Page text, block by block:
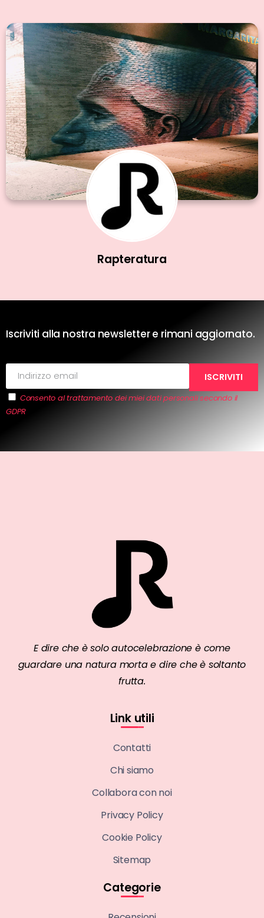
Rapteratura
Iscriviti alla nostra newsletter e rimani aggiornato.
Consento al trattamento dei miei dati personali secondo il
GDPR
E dire che è solo autocelebrazione è come
guardare una natura morta e dire che è soltanto
frutta.
Link utili
Contatti
Chi siamo
Collabora con noi
Privacy Policy
Cookie Policy
Sitemap
Categorie